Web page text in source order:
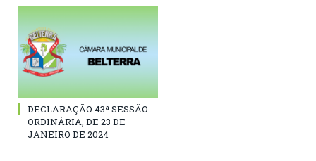
DECLARAÇÃO 43ª SESSÃO
ORDINÁRIA, DE 23 DE
JANEIRO DE 2024